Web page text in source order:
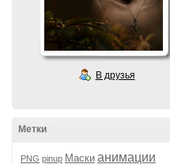
В друзья
Метки
PNG pinup Маски анимации